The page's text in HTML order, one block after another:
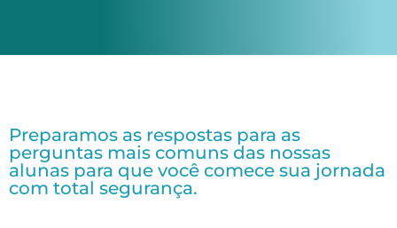
Preparamos as respostas para as
perguntas mais comuns das nossas
alunas para que você comece sua jornada
com total segurança.